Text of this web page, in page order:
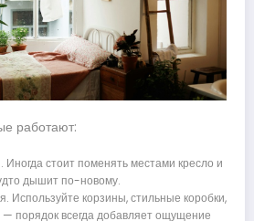
работают:
стоит поменять местами кресло и
дышит по-новому.
Используйте корзины, стильные коробки,
— порядок всегда добавляет ощущение